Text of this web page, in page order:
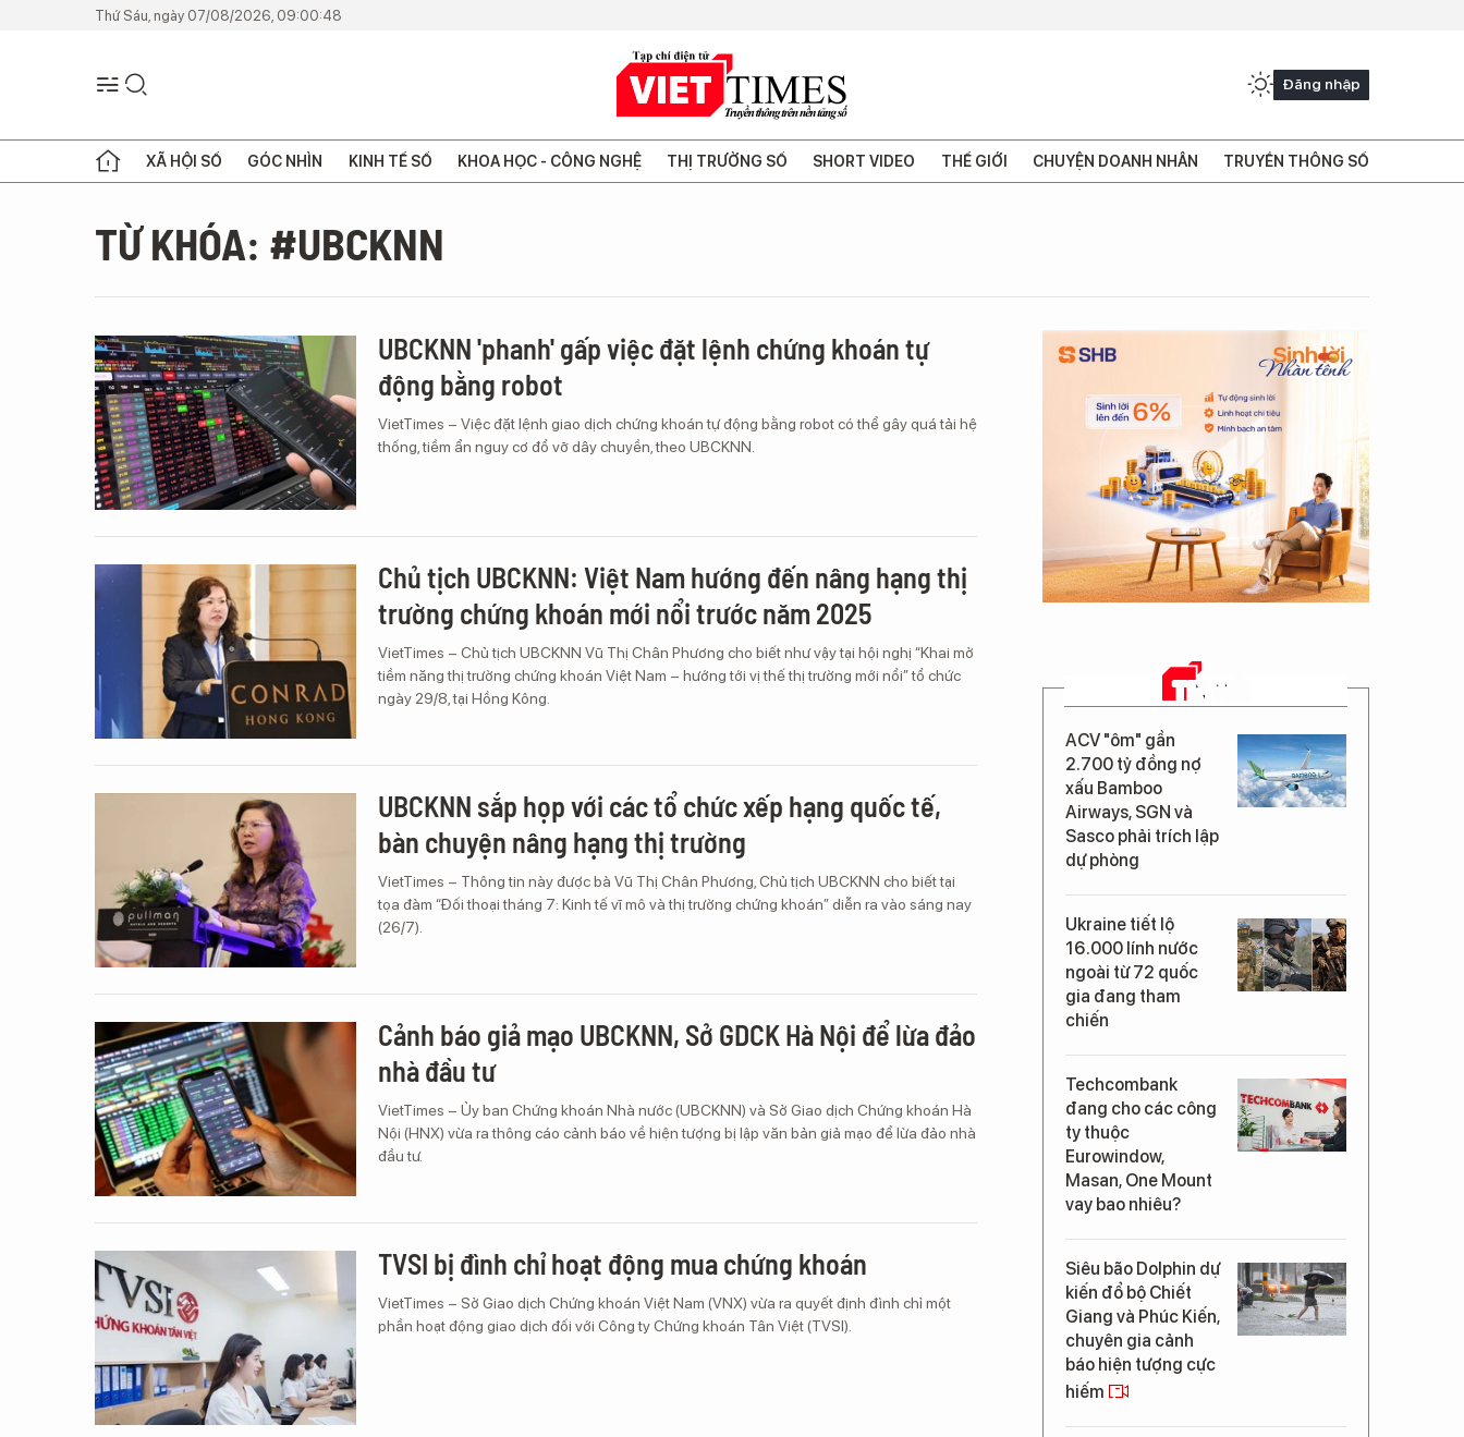
Thứ Sáu, ngày 07/08/2026, 09:00:48
Đăng nhập
XÃ HỘI SỐ GÓC NHÌN KINH TẾ SỐ KHOA HỌC - CÔNG NGHỆ THỊ TRƯỜNG SỐ SHORT VIDEO THẾ GIỚI CHUYỆN DOANH NHÂN TRUYỀN THÔNG SỐ
TỪ KHÓA: #UBCKNN
UBCKNN 'phanh' gấp việc đặt lệnh chứng khoán tự
động bằng robot
VietTimes – Việc đặt lệnh giao dịch chứng khoán tự động bằng robot có thể gây quá tải hệ
thống, tiềm ẩn nguy cơ đổ vỡ dây chuyền, theo UBCKNN.
Chủ tịch UBCKNN: Việt Nam hướng đến nâng hạng thị
trường chứng khoán mới nổi trước năm 2025
VietTimes – Chủ tịch UBCKNN Vũ Thị Chân Phương cho biết như vậy tại hội nghị “Khai mở
tiềm năng thị trường chứng khoán Việt Nam – hướng tới vị thế thị trường mới nổi” tổ chức
ngày 29/8, tại Hồng Kông.
UBCKNN sắp họp với các tổ chức xếp hạng quốc tế,
bàn chuyện nâng hạng thị trường
VietTimes – Thông tin này được bà Vũ Thị Chân Phương, Chủ tịch UBCKNN cho biết tại
tọa đàm “Đối thoại tháng 7: Kinh tế vĩ mô và thị trường chứng khoán” diễn ra vào sáng nay
(26/7).
Cảnh báo giả mạo UBCKNN, Sở GDCK Hà Nội để lừa đảo
nhà đầu tư
VietTimes – Ủy ban Chứng khoán Nhà nước (UBCKNN) và Sở Giao dịch Chứng khoán Hà
Nội (HNX) vừa ra thông cáo cảnh báo về hiện tượng bị lập văn bản giả mạo để lừa đảo nhà
đầu tư.
TVSI bị đình chỉ hoạt động mua chứng khoán
VietTimes – Sở Giao dịch Chứng khoán Việt Nam (VNX) vừa ra quyết định đình chỉ một
phần hoạt động giao dịch đối với Công ty Chứng khoán Tân Việt (TVSI).
TIN MỚI
ACV "ôm" gần
2.700 tỷ đồng nợ
xấu Bamboo
Airways, SGN và
Sasco phải trích lập
dự phòng
Ukraine tiết lộ
16.000 lính nước
ngoài từ 72 quốc
gia đang tham
chiến
Techcombank
đang cho các công
ty thuộc
Eurowindow,
Masan, One Mount
vay bao nhiêu?
Siêu bão Dolphin dự
kiến đổ bộ Chiết
Giang và Phúc Kiến,
chuyên gia cảnh
báo hiện tượng cực
hiếm